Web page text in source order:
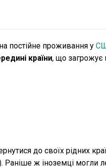
постійне проживання у
країни, що загрожує
до своїх рідних
Раніше ж іноземці могли